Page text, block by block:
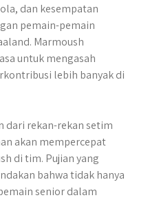
dan kesempatan
pemain-pemain
Marmoush
untuk mengasah
lebih banyak di
dari rekan-rekan setim
akan mempercepat
di tim. Pujian yang
bahwa tidak hanya
senior dalam